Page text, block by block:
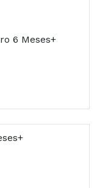
6 Meses+